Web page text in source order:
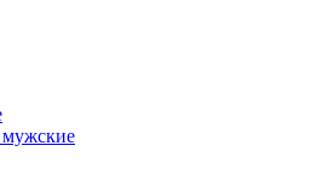
мужские